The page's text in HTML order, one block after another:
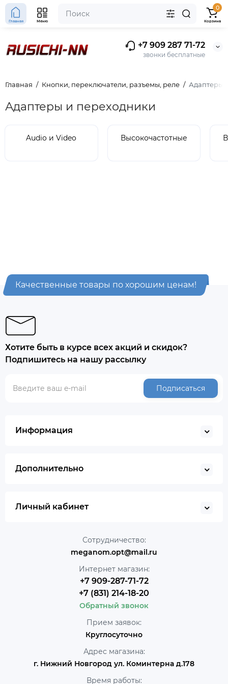
+7 909 287 71-72
звонки бесплатные
Главная Меню
0
Корзина
Главная Кнопки, переключатели, разъемы, реле Адаптеры
Адаптеры и переходники
Audio и Video Высокочастотные
Качественные товары по хорошим ценам!
Хотите быть в курсе всех акций и скидок?
Подпишитесь на нашу рассылку
Подписаться
Информация
Дополнительно
Личный кабинет
Сотрудничество:
meganom.opt@mail.ru
Интернет магазин:
+7 909-287-71-72
+7 (831) 214-18-20
Обратный звонок
Прием заявок:
Круглосуточно
Адрес магазина:
г. Нижний Новгород ул. Коминтерна д.178
Время работы: